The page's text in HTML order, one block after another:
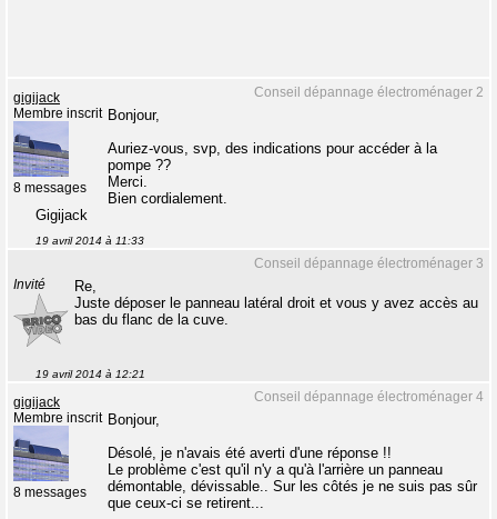
Conseil dépannage électroménager 2
gigijack
Membre inscrit
8 messages
Bonjour,
Auriez-vous, svp, des indications pour accéder à la
pompe ??
Merci.
Bien cordialement.
Gigijack
19 avril 2014 à 11:33
Conseil dépannage électroménager 3
Invité
Re,
Juste déposer le panneau latéral droit et vous y avez accès au
bas du flanc de la cuve.
19 avril 2014 à 12:21
Conseil dépannage électroménager 4
gigijack
Membre inscrit
8 messages
Bonjour,
Désolé, je n'avais été averti d'une réponse !!
Le problème c'est qu'il n'y a qu'à l'arrière un panneau
démontable, dévissable.. Sur les côtés je ne suis pas sûr
que ceux-ci se retirent...